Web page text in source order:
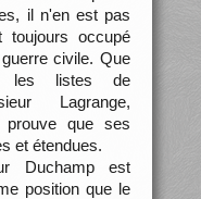
il n'en est pas
toujours occupé
civile. Que
les listes de
Lagrange,
prouve que ses
et étendues.
Duchamp est
position que le